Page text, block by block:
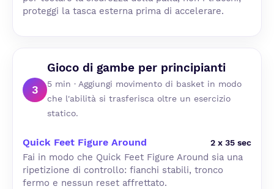
proteggi la tasca esterna prima di accelerare.
3
Gioco di gambe per principianti
5 min · Aggiungi movimento di basket in modo
che l'abilità si trasferisca oltre un esercizio
statico.
Quick Feet Figure Around 2 x 35 sec
Fai in modo che Quick Feet Figure Around sia una
ripetizione di controllo: fianchi stabili, tronco
fermo e nessun reset affrettato.